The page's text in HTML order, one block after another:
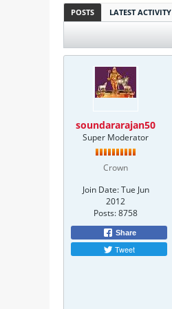
POSTS LATEST ACTIVITY
soundararajan50
Super Moderator
Crown
Join Date: Tue Jun
2012
Posts:8758
Share
Tweet